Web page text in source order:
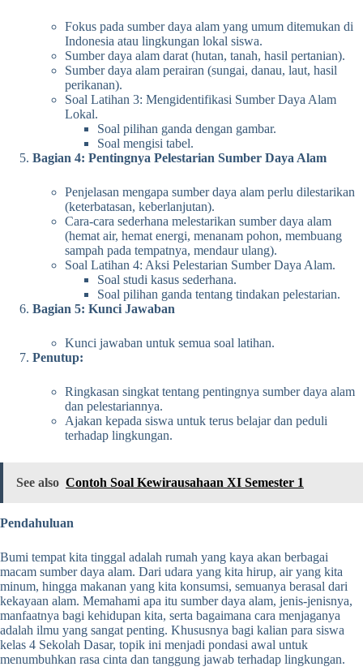
Fokus pada sumber daya alam yang umum ditemukan di
Indonesia atau lingkungan lokal siswa.
Sumber daya alam darat (hutan, tanah, hasil pertanian).
Sumber daya alam perairan (sungai, danau, laut, hasil
perikanan).
Soal Latihan 3: Mengidentifikasi Sumber Daya Alam
Lokal.
Soal pilihan ganda dengan gambar.
Soal mengisi tabel.
Bagian 4: Pentingnya Pelestarian Sumber Daya Alam
Penjelasan mengapa sumber daya alam perlu dilestarikan
(keterbatasan, keberlanjutan).
Cara-cara sederhana melestarikan sumber daya alam
(hemat air, hemat energi, menanam pohon, membuang
sampah pada tempatnya, mendaur ulang).
Soal Latihan 4: Aksi Pelestarian Sumber Daya Alam.
Soal studi kasus sederhana.
Soal pilihan ganda tentang tindakan pelestarian.
Bagian 5: Kunci Jawaban
Kunci jawaban untuk semua soal latihan.
Penutup:
Ringkasan singkat tentang pentingnya sumber daya alam
dan pelestariannya.
Ajakan kepada siswa untuk terus belajar dan peduli
terhadap lingkungan.
See also Contoh Soal Kewirausahaan XI Semester 1
Pendahuluan
Bumi tempat kita tinggal adalah rumah yang kaya akan berbagai
macam sumber daya alam. Dari udara yang kita hirup, air yang kita
minum, hingga makanan yang kita konsumsi, semuanya berasal dari
kekayaan alam. Memahami apa itu sumber daya alam, jenis-jenisnya,
manfaatnya bagi kehidupan kita, serta bagaimana cara menjaganya
adalah ilmu yang sangat penting. Khususnya bagi kalian para siswa
kelas 4 Sekolah Dasar, topik ini menjadi pondasi awal untuk
menumbuhkan rasa cinta dan tanggung jawab terhadap lingkungan.